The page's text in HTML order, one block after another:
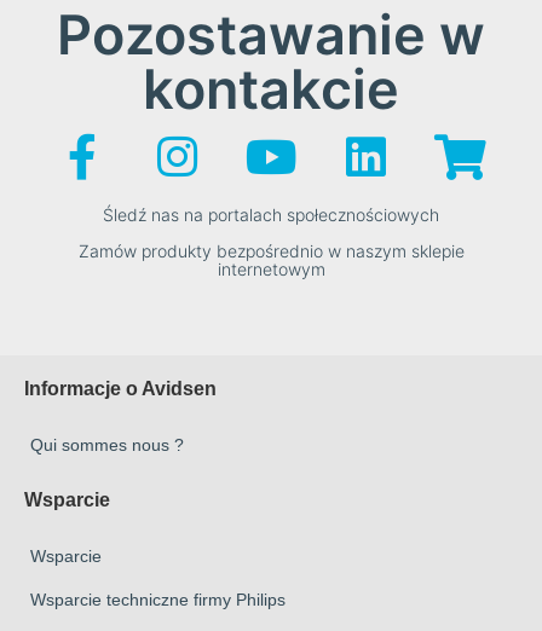
Pozostawanie w
kontakcie
Śledź nas na portalach społecznościowych
Zamów produkty bezpośrednio w naszym sklepie
internetowym
Informacje o Avidsen
Qui sommes nous ?
Wsparcie
Wsparcie
Wsparcie techniczne firmy Philips